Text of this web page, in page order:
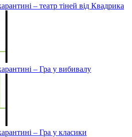
– театр тіней від Квадрика
– Гра у вибивалу
– Гра у класики